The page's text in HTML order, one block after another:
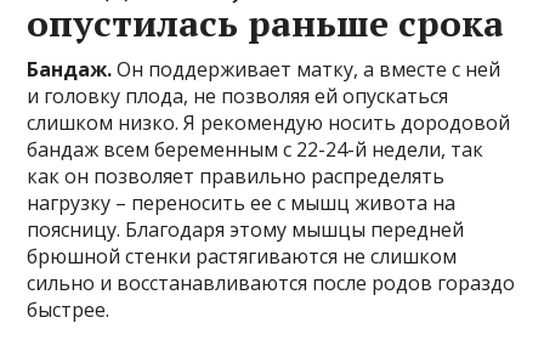
опустилась раньше срока
Бандаж.Он поддерживает матку, а вместе с ней
и головку плода, не позволяя ей опускаться
слишком низко. Я рекомендую носить дородовой
бандаж всем беременным с 22-24-й недели, так
как он позволяет правильно распределять
нагрузку – переносить ее с мышц живота на
поясницу. Благодаря этому мышцы передней
брюшной стенки растягиваются не слишком
сильно и восстанавливаются после родов гораздо
быстрее.